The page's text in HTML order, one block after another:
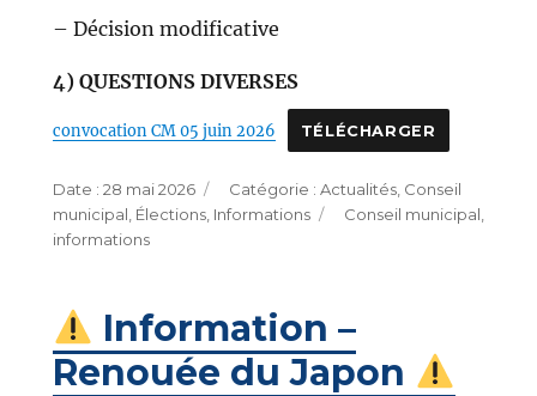
– Décision modificative
4) QUESTIONS DIVERSES
convocation CM 05 juin 2026 TÉLÉCHARGER
Publié
le
28 mai 2026 Catégories
Actualités, Conseil
municipal Élections, Informations Étiquettes
Conseil municipal
informations
Information –
Renouée du Japon